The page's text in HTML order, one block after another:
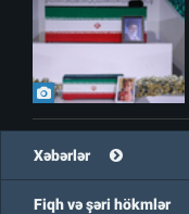
Xəbərlər
Fiqh və şəri hökmlər